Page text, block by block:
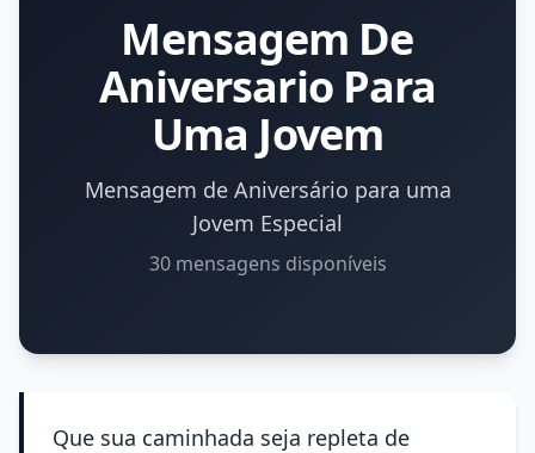
Mensagem De
Aniversario Para
Uma Jovem
Mensagem de Aniversário para uma
Jovem Especial
30 mensagens disponíveis
Que sua caminhada seja repleta de